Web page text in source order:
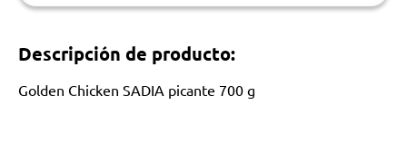
Descripción de producto:
Golden Chicken SADIA picante 700 g